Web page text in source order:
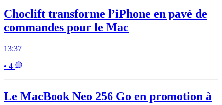
Choclift transforme l’iPhone en pavé de
commandes pour le Mac
13:37
• 4
Le MacBook Neo 256 Go en promotion à